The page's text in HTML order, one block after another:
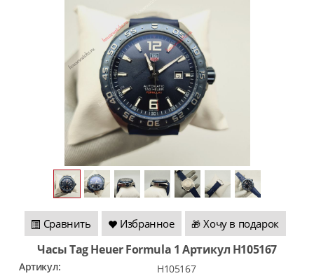
Сравнить Избранное 🎁 Хочу в подарок
Часы Tag Heuer Formula 1 Артикул H105167
Артикул:
H105167